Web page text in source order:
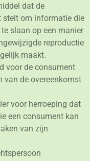
dat de
om informatie die
slaan op een manier
reproductie
maakt.
voor de consument
van de overeenkomst
voor herroeping dat
een consument kan
van zijn